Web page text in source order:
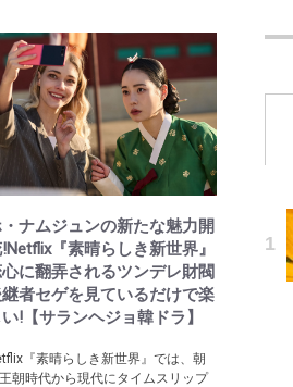
ナムジュンの新たな魅力開
『素晴らしき新世界』
に翻弄されるツンデレ財閥
者セゲを見ているだけで楽
い!【サランヘジョ韓ドラ】
『素晴らしき新世界』では、朝
朝時代から現代にタイムスリップ